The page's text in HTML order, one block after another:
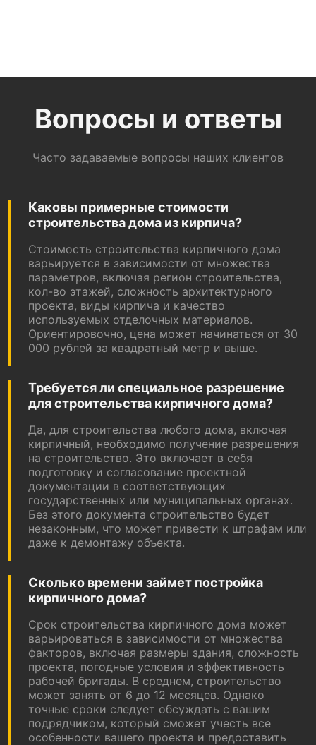
Вопросы и ответы
Часто задаваемые вопросы наших клиентов
Каковы примерные стоимости
строительства дома из кирпича?
Стоимость строительства кирпичного дома
варьируется в зависимости от множества
параметров, включая регион строительства,
кол-во этажей, сложность архитектурного
проекта, виды кирпича и качество
используемых отделочных материалов.
Ориентировочно, цена может начинаться от 30
000 рублей за квадратный метр и выше.
Требуется ли специальное разрешение
для строительства кирпичного дома?
Да, для строительства любого дома, включая
кирпичный, необходимо получение разрешения
на строительство. Это включает в себя
подготовку и согласование проектной
документации в соответствующих
государственных или муниципальных органах.
Без этого документа строительство будет
незаконным, что может привести к штрафам или
даже к демонтажу объекта.
Сколько времени займет постройка
кирпичного дома?
Срок строительства кирпичного дома может
варьироваться в зависимости от множества
факторов, включая размеры здания, сложность
проекта, погодные условия и эффективность
рабочей бригады. В среднем, строительство
может занять от 6 до 12 месяцев. Однако
точные сроки следует обсуждать с вашим
подрядчиком, который сможет учесть все
особенности вашего проекта и предоставить